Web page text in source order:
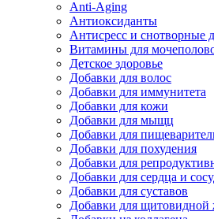
Anti-Aging
Антиоксиданты
Антисресс и снотворные
Витамины для
Детское здоровье
Добавки для волос
Добавки для иммунитета
Добавки для кожи
Добавки для мыщц
Добавки для
Добавки для похудения
Добавки для
Добавки для сердца и
Добавки для суставов
Добавки для щитовидной